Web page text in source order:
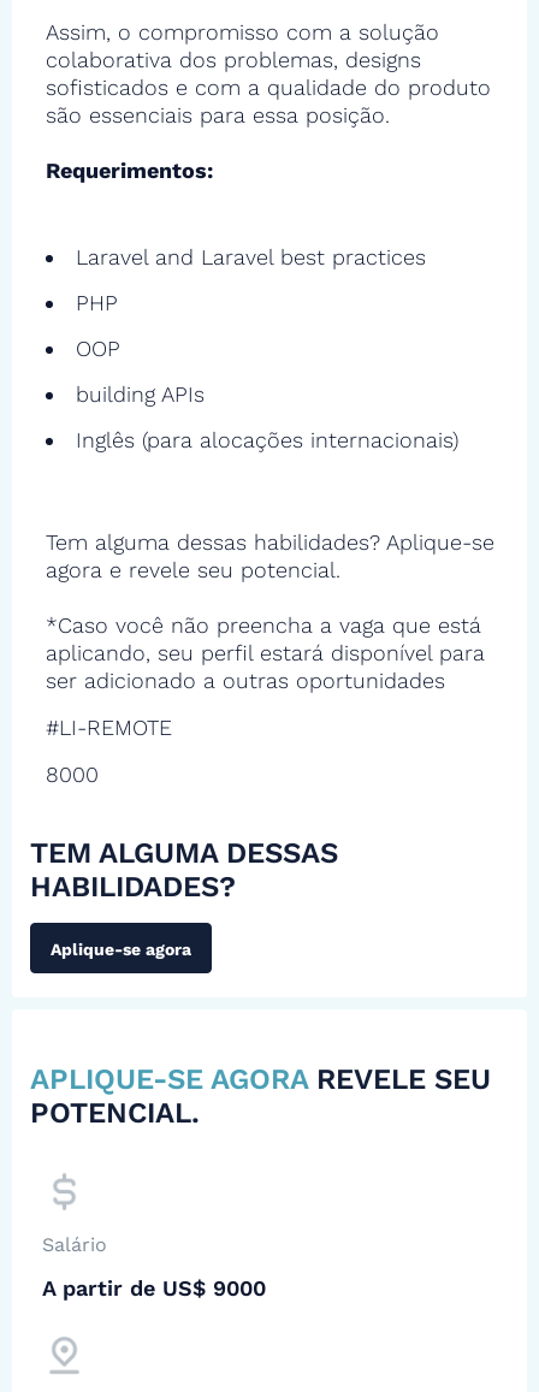
Assim, o compromisso com a solução
colaborativa dos problemas, designs
sofisticados e com a qualidade do produto
são essenciais para essa posição.
Requerimentos:
Laravel and Laravel best practices
PHP
OOP
building APIs
Inglês (para alocações internacionais)
Tem alguma dessas habilidades? Aplique-se
agora e revele seu potencial.
*Caso você não preencha a vaga que está
aplicando, seu perfil estará disponível para
ser adicionado a outras oportunidades
#LI-REMOTE
8000
TEM ALGUMA DESSAS
HABILIDADES?
Aplique-se agora
APLIQUE-SE AGORA REVELE SEU
POTENCIAL.
Salário
A partir de US$ 9000